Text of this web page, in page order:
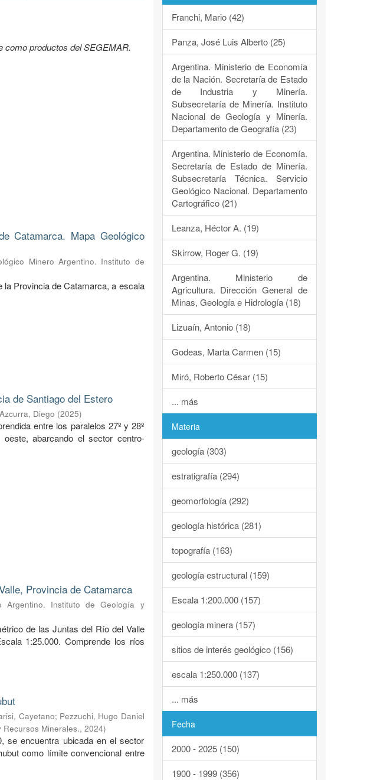
como productos del SEGEMAR.
Catamarca. Mapa Geológico
Minero Argentino. Instituto de
la Provincia de Catamarca, a escala
de Santiago del Estero
Azcurra, Diego (2025)
entre los paralelos 27º y 28º
abarcando el sector centro-
Provincia de Catamarca
Argentino. Instituto de Geología y
de las Juntas del Río del Valle
1:25.000. Comprende los ríos
Cayetano; Pezzuchi, Hugo Daniel
Minerales.,2024)
se encuentra ubicada en el sector
como límite convencional entre
Franchi, Mario (42)
Panza, José Luis Alberto (25)
Argentina. Ministerio de Economía
de la Nación. Secretaría de Estado
de Industria y Minería.
Subsecretaría de Minería. Instituto
Nacional de Geología y Minería.
Departamento de Geografía (23)
Argentina. Ministerio de Economía.
Secretaría de Estado de Minería.
Subsecretaría Técnica. Servicio
Geológico Nacional. Departamento
Cartográfico (21)
Leanza, Héctor A. (19)
Skirrow, Roger G. (19)
Argentina. Ministerio de
Agricultura. Dirección General de
Minas, Geología e Hidrología (18)
Lizuaín, Antonio (18)
Godeas, Marta Carmen (15)
Miró, Roberto César (15)
... más
Materia
geología (303)
estratigrafía (294)
geomorfología (292)
geología histórica (281)
topografía (163)
geología estructural (159)
Escala 1:200.000 (157)
geología minera (157)
sitios de interés geológico (156)
escala 1:250.000 (137)
... más
Fecha
2000 - 2025 (150)
1900 - 1999 (356)